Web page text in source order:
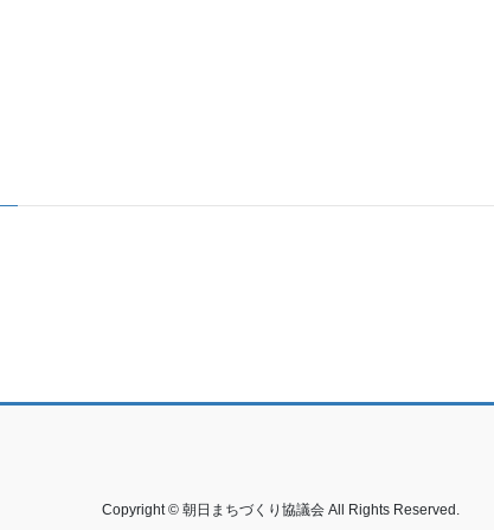
Copyright © 朝日まちづくり協議会 All Rights Reserved.